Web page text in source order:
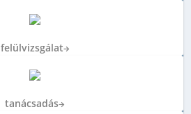
felülvizsgálat→
tanácsadás→